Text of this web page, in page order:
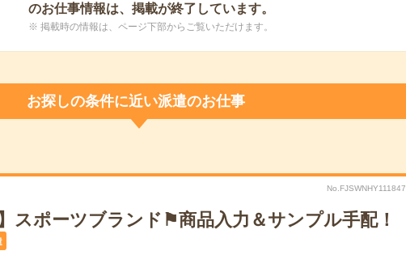
のお仕事情報は、掲載が終了しています。
※ 掲載時の情報は、ページ下部からご覧いただけます。
お探しの条件に近い派遣のお仕事
No.FJSWNHY111847
スポーツブランド⚑商品入力＆サンプル手配！